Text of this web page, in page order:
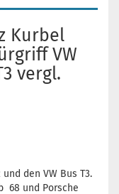
Kurbel
VW
vergl.
den VW Bus T3.
68 und Porsche